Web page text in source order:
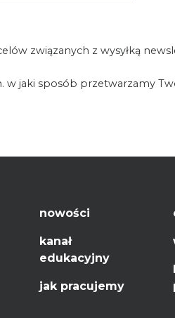
związanych z wysyłką
w jaki sposób przetwarzamy
nowości
kanał
edukacyjny
jak pracujemy